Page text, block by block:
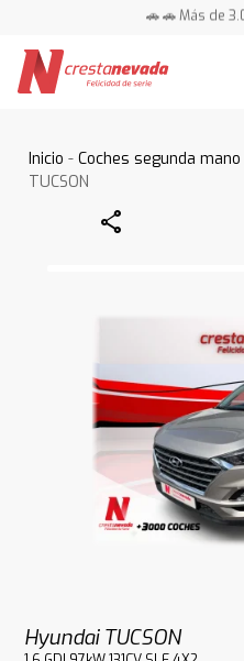
🚗 🚗 Más de
Inicio -Coches segunda mano
TUCSON
Share
Hyundai TUCSON